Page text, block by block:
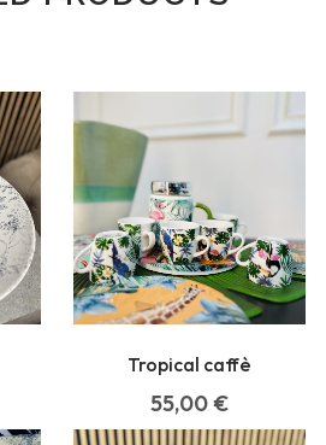
Tropical caffè
55,00€